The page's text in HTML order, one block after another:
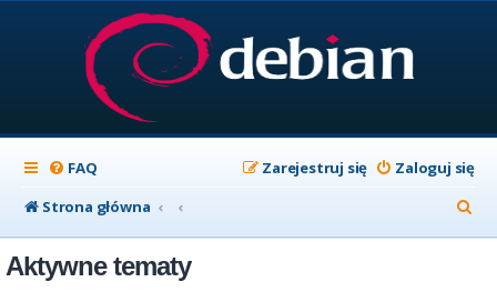
FAQ Zaloguj się
Zarejestruj się
Strona główna
z
Aktywne tematy